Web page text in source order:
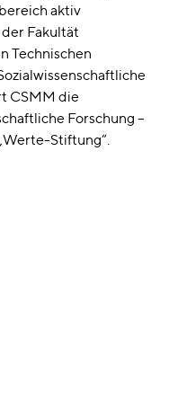
aktiv
Fakultät
Technischen
CSMM die
Forschung –
Stiftung“.